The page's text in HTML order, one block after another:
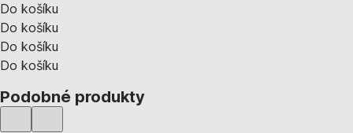
Do košíku
Do košíku
Do košíku
Do košíku
Podobné produkty